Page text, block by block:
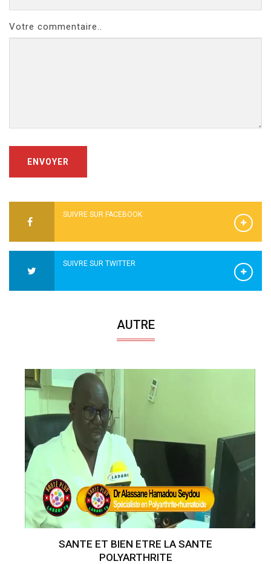
Votre commentaire..
ENVOYER
SUIVRE SUR FACEBOOK
SUIVRE SUR TWITTER
AUTRE
SANTE ET BIEN ETRE LA SANTE
POLYARTHRITE